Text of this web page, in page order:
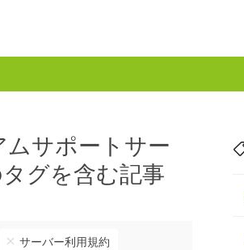
ムサポートサー
グを含む記事
サーバー利用規約